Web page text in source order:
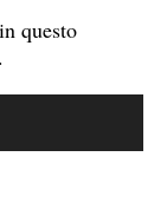
questo